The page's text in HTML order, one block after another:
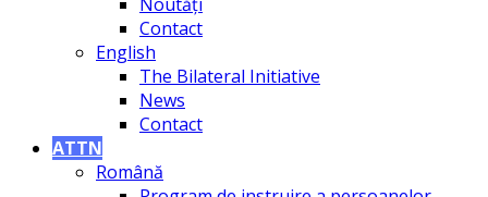
Contact
English
The Bilateral Initiative
News
Contact
ATTN
Română